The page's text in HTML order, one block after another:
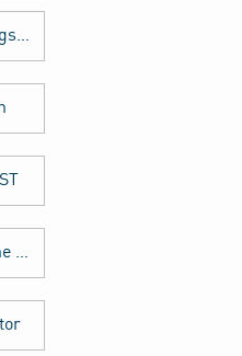
Steuerungstechnik
Tombstone Effekt